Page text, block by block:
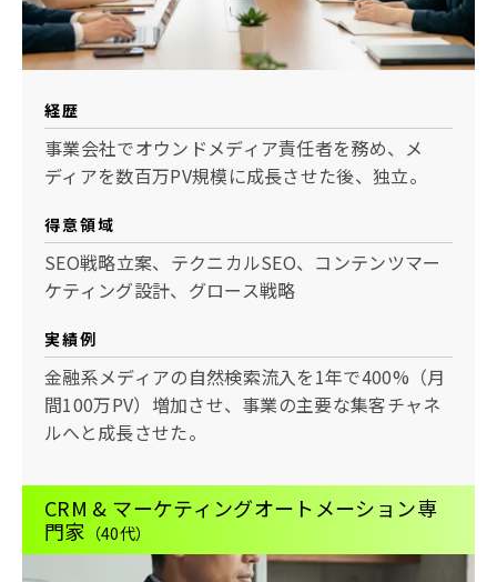
経歴
事業会社でオウンドメディア責任者を務め、メ
ディアを数百万PV規模に成長させた後、独立。
得意領域
SEO戦略立案、テクニカルSEO、コンテンツマー
ケティング設計、グロース戦略
実績例
金融系メディアの自然検索流入を1年で400%（月
間100万PV）増加させ、事業の主要な集客チャネ
ルへと成長させた。
CRM & マーケティングオートメーション専
門家 （40代）